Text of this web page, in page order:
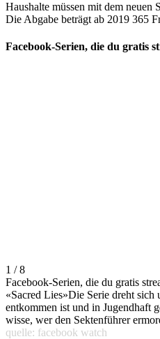
Haushalte müssen mit dem neuen
Die Abgabe beträgt ab 2019 365
Facebook-Serien, die du gratis
1 / 8
Facebook-Serien, die du gratis
«Sacred Lies»Die Serie dreht sich
entkommen ist und in Jugendhaft
wisse, wer den Sektenführer
quelle: facebook watch